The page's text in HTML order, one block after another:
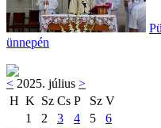
ünnepén
< 2025. július >
H K Sz Cs P Sz V
1
2 3 4 5
6